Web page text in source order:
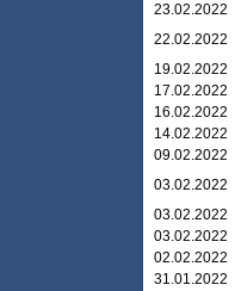
23.02.2022
22.02.2022
19.02.2022
17.02.2022
16.02.2022
14.02.2022
09.02.2022
03.02.2022
03.02.2022
03.02.2022
02.02.2022
31.01.2022